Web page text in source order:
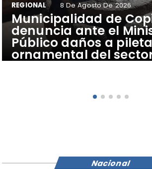
Municipalidad de
denuncia ante el
Público daños a pileta
ornamental del
REGIONAL 8 De Agosto De 2026
Nacional